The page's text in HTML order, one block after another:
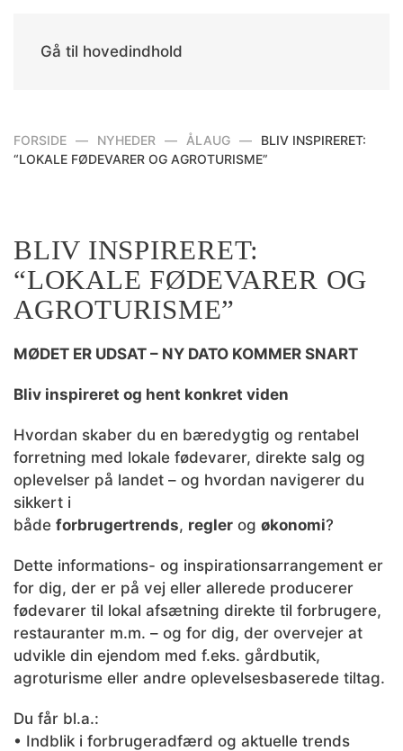
Gå til hovedindhold
FORSIDE NYHEDER ÅLAUG
BLIV INSPIRERET:
“LOKALE FØDEVARER OG AGROTURISME”
BLIV INSPIRERET:
“LOKALE FØDEVARER OG
AGROTURISME”
MØDET ER UDSAT – NY DATO KOMMER SNART
Bliv inspireret og hent konkret viden
Hvordan skaber du en bæredygtig og rentabel
forretning med lokale fødevarer, direkte salg og
oplevelser på landet – og hvordan navigerer du
sikkert i
både forbrugertrends, regler og økonomi?
Dette informations- og inspirationsarrangement er
for dig, der er på vej eller allerede producerer
fødevarer til lokal afsætning direkte til forbrugere,
restauranter m.m. – og for dig, der overvejer at
udvikle din ejendom med f.eks. gårdbutik,
agroturisme eller andre oplevelsesbaserede tiltag.
Du får bl.a.:
• Indblik i forbrugeradfærd og aktuelle trends